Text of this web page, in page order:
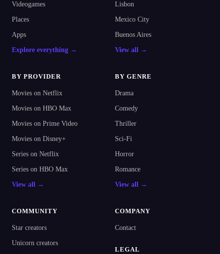
Videogames
Places
Apps
Explore everything →
Lisbon
Mexico City
Buenos Aires
View all →
BY PROVIDER
Movies on Netflix
Movies on HBO Max
Movies on Prime Video
Movies on Disney+
Series on Netflix
Series on HBO Max
View all →
BY GENRE
Drama
Comedy
Thriller
Sci-Fi
Horror
Romance
View all →
COMMUNITY
Star creators
Unicorn creators
COMPANY
Contact
LEGAL